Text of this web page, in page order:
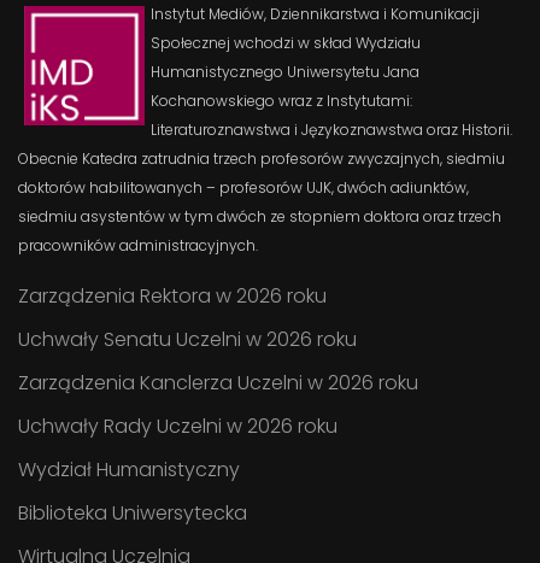
Instytut Mediów, Dziennikarstwa i Komunikacji
Społecznej wchodzi w skład Wydziału
Humanistycznego Uniwersytetu Jana
Kochanowskiego wraz z Instytutami:
Literaturoznawstwa i Językoznawstwa oraz Historii.
Obecnie Katedra zatrudnia trzech profesorów zwyczajnych, siedmiu
doktorów habilitowanych – profesorów UJK, dwóch adiunktów,
siedmiu asystentów w tym dwóch ze stopniem doktora oraz trzech
pracowników administracyjnych.
Zarządzenia Rektora w 2026 roku
Uchwały Senatu Uczelni w 2026 roku
Zarządzenia Kanclerza Uczelni w 2026 roku
Uchwały Rady Uczelni w 2026 roku
Wydział Humanistyczny
Biblioteka Uniwersytecka
Wirtualna Uczelnia